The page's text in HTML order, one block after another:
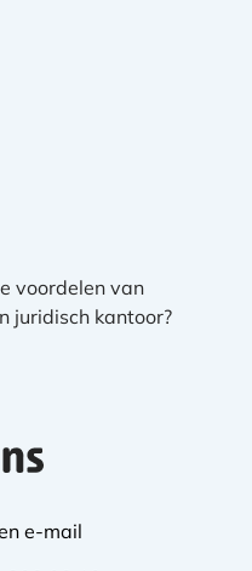
voordelen van
juridisch kantoor?
e-mail